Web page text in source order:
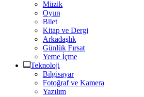
Müzik
Oyun
Bilet
Kitap ve Dergi
Arkadaşlık
Günlük Fırsat
Yeme İçme
Teknoloji
Bilgisayar
Fotoğraf ve Kamera
Yazılım